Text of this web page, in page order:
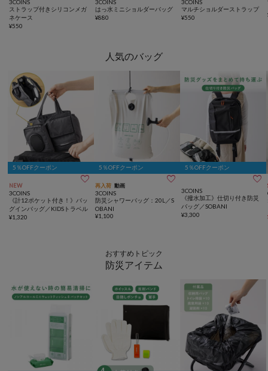
3COINS
ストラップ付きシリコンメガ
ネケース
¥550
3COINS
はっ水ミニショルダーバッグ
¥880
3COINS
マルチショルダーストラップ
¥550
人気のバッグ
5％OFFクーポン
NEW 
3COINS
《計12ポケット付き！》バッ
グインバッグ／KIDSトラベル
¥1,320
5％OFFクーポン
再入荷 動画 
3COINS
防災シャワーバッグ：20L／S
OBANI
¥1,100
5％OFFクーポン

3COINS
《撥水加工》仕切り付き防災
バッグ／SOBANI
¥3,300
おすすめトピック
防災アイテム